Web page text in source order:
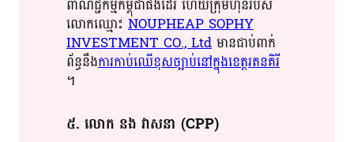
ពាណិជ្ជកម្ម​កម្ពុជា​​ផង​ដែរ​ ហើយ​​ក្រុម​​ហ៊ុន​​របស់​​
លោក​​ឈ្មោះ​ NOUPHEAP​ SOPHY
INVESTMENT CO., Ltd មាន​​ជាប់ពាក់
ព័ន្ធ​នឹង​​ការ​​កាប់​ឈើ​​ខុស​​ច្បាប់​​​នៅ​​ក្នុង​​ខេត្ត​​រតនគិរី​
។​​
៥​. លោក​ នង​ វាសនា​ (CPP)